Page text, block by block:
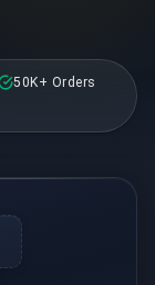
50K+ Orders